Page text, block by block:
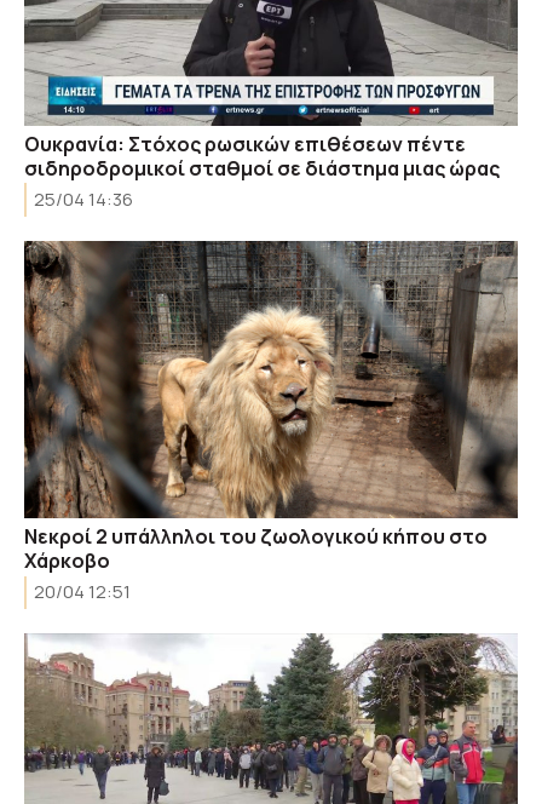
Ουκρανία: Στόχος ρωσικών επιθέσεων πέντε
σιδηροδρομικοί σταθμοί σε διάστημα μιας ώρας
25/04 14:36
Νεκροί 2 υπάλληλοι του ζωολογικού κήπου στο
Χάρκοβο
20/04 12:51